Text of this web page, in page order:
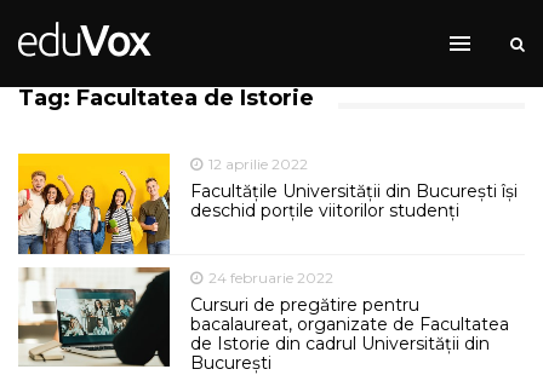
Tag: Facultatea de Istorie
12 aprilie 2022
Facultățile Universității din București își
deschid porțile viitorilor studenți
24 februarie 2022
Cursuri de pregătire pentru
bacalaureat, organizate de Facultatea
de Istorie din cadrul Universității din
București